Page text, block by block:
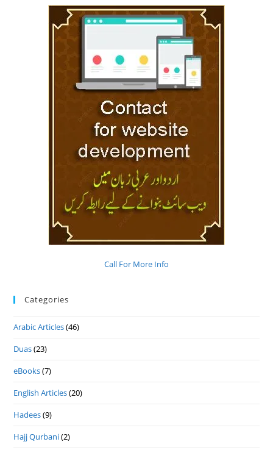
Call For More Info
Categories
Arabic Articles(46)
Duas(23)
eBooks(7)
English Articles(20)
Hadees(9)
Hajj Qurbani(2)